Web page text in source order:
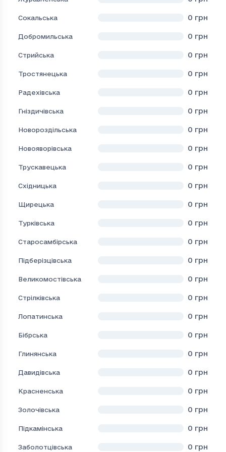
Сокальська 0 грн
Добромильська 0 грн
Стрийська 0 грн
Тростянецька 0 грн
Радехівська 0 грн
Гніздичівська 0 грн
Новороздільська 0 грн
Новояворівська 0 грн
Трускавецька 0 грн
Східницька 0 грн
Щирецька 0 грн
Турківська 0 грн
Старосамбірська 0 грн
Підберізцівська 0 грн
Великомостівська 0 грн
Стрілківська 0 грн
Лопатинська 0 грн
Бібрська 0 грн
Глинянська 0 грн
Давидівська 0 грн
Красненська 0 грн
Золочівська 0 грн
Підкамінська 0 грн
Заболотцівська 0 грн